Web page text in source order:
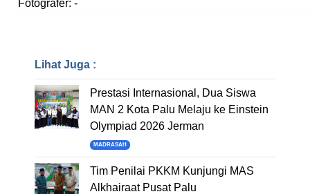
Fotografer: -
Lihat Juga :
Prestasi Internasional, Dua Siswa
MAN 2 Kota Palu Melaju ke Einstein
Olympiad 2026 Jerman
MADRASAH
Tim Penilai PKKM Kunjungi MAS
Alkhairaat Pusat Palu